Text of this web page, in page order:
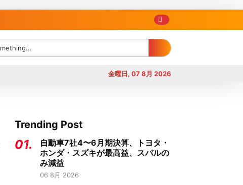
金曜日, 07 8月 2026
Trending Post
01.
自動車7社4〜6月期決算、トヨタ・
ホンダ・スズキが最高益、スバルの
み減益
06 8月 2026